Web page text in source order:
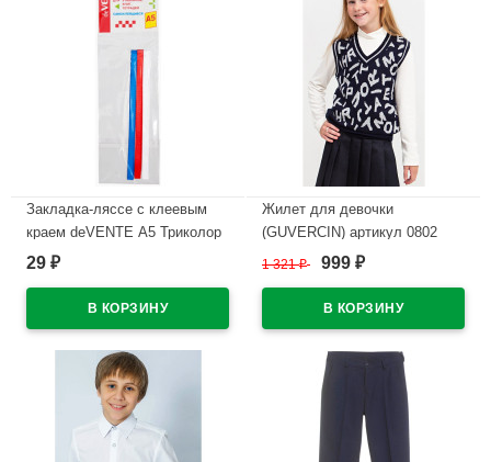
Закладка-ляссе с клеевым
краем deVENTE А5 Триколор
3 штуки 6x290 мм арт 8065909
29 ₽
Жилет для девочки
(GUVERCIN) артикул 0802
цвет темно-синий
1 321₽ 999 ₽